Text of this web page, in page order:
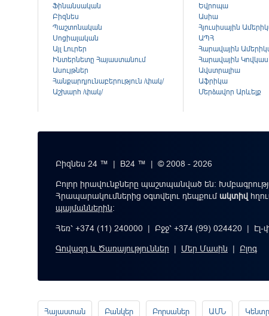
Ֆինանսական
Բիզնես
Պաշտոնական
Սոցիալական
Այլ Լուրեր
Ինտերնետը Հայաստանում
Ասույթներ
Հանքարդյունաբերություն /փակ/
Աշխարհ /փակ/
Եվրոպա
Ասիա
Հյուսիսային
ԱՊՀ
Հարավային
Հարավային Կովկաս
Ավստրալիա
Աֆրիկա
Մերձավոր Արևելք
Բիզնես 24 ™ | B24 ™ | © 2008 - 2026
Բոլոր իրավունքները պաշտպանված են:
Հրապարակումներից օգտվելու դեպքումակտիվ
պայմաններին։
Հեռ՝ +374 (11) 240000 | Բջջ՝ +374 (99) 024420 | Էլ-
Գովազդ և Ծառայություններ | Մեր Մասին | Բլոգ
Հայաստան Բանկեր Բորսաներ ԱՄՆ